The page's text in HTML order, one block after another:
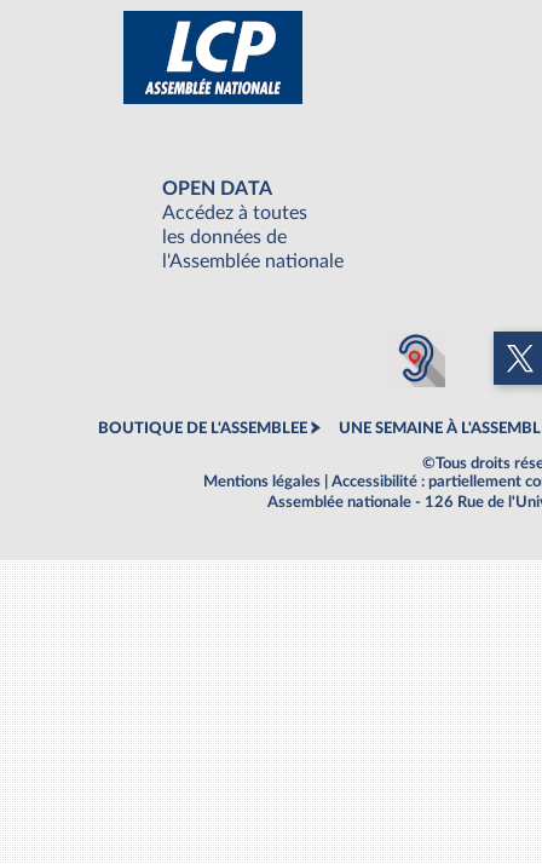
OPEN DATA
Accédez à toutes
les données de
l'Assemblée nationale
BOUTIQUE DE L'ASSEMBLEE UNE SEMAINE À
©Tous droits
Mentions légales
Accessibilité : partiellement
Assemblée nationale - 126 Rue de